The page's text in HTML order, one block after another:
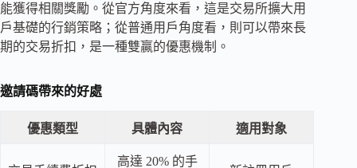
能獲得相關獎勵。從官方角度來看，這是交易所擴大用
戶基礎的行銷策略；從普通用戶角度看，則可以帶來長
期的交易折扣，是一種雙贏的優惠機制。
邀請碼帶來的好處
優惠類型 具體內容 適用對象
高達 20% 的手